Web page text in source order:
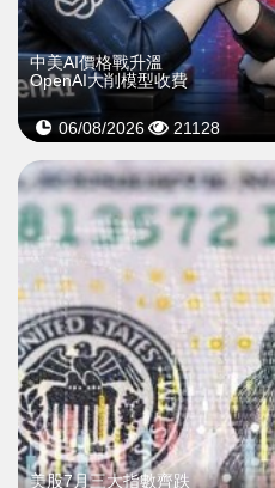
中美AI價格戰升溫
OpenAI大削模型收費
06/08/2026 21128
美股7月三大指數齊跌